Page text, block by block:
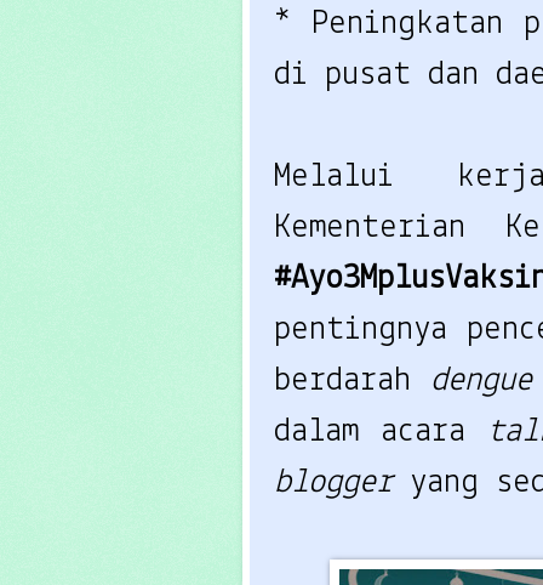
* Peningkatan
di pusat dan
Melalui
Kementerian
pentingnya
berdarah
dalam acara
blogger yang